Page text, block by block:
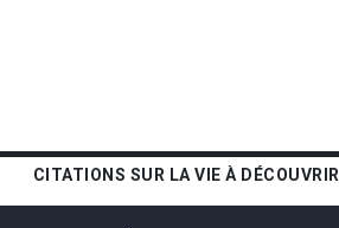
CITATIONS SUR LA VIE À DÉCOUVRIR